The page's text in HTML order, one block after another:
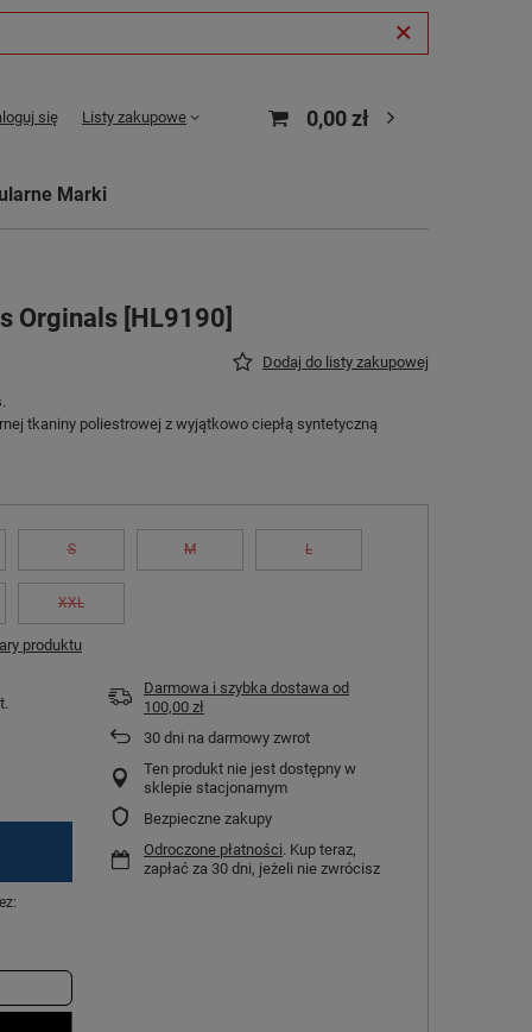
się Listy zakupowe 0,00 zł
Marki
Orginals [HL9190]
Dodaj do listy zakupowej
tkaniny poliestrowej z wyjątkowo ciepłą syntetyczną
S M L
XXL
produktu
Darmowa i szybka dostawa od
100,00 zł
30 dni na darmowy zwrot
Ten produkt nie jest dostępny w
sklepie stacjonarnym
Bezpieczne zakupy
Odroczone płatności. Kup teraz,
zapłać za 30 dni, jeżeli nie zwrócisz